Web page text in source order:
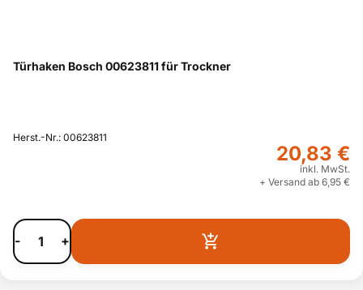
Türhaken Bosch 00623811 für Trockner
Herst.-Nr.: 00623811
20,83 €
inkl. MwSt.
+ Versand ab 6,95 €
- +